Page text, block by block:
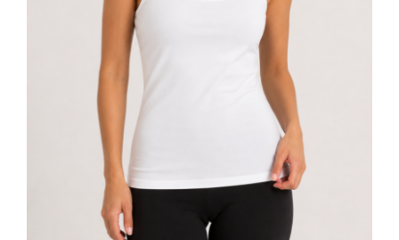
Ženska pamučna majica na bretele
Art. 2037 | Bear Underwear